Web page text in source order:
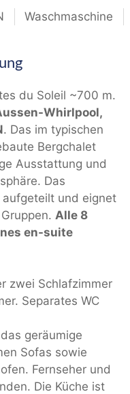
Waschmaschine
du Soleil ~700 m.
Whirlpool,
. Das im typischen
Bergchalet
Ausstattung und
Das
und eignet
Alle 8
en-suite
zwei Schlafzimmer
Separates WC
geräumige
Sofas sowie
Fernseher und
Die Küche ist